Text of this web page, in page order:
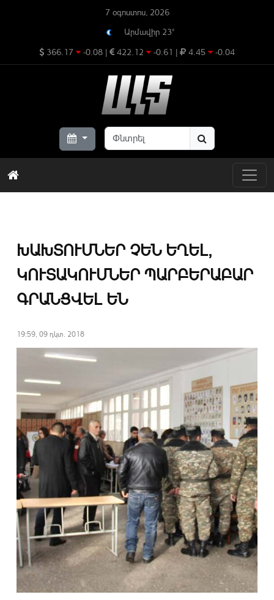
7 օգոստոս, 2026
Արմավիր 23°
366.17 -0.08 | 422.12 -0.61 | 4.45 -0.04
ԽԱԽՏՈՒՄՆԵՐ ՉԵՆ ԵՂԵԼ,
ԿՈՒՏԱԿՈՒՄՆԵՐ ՊԱՐԲԵՐԱԲԱՐ
ԳՐԱՆՑՎԵԼ ԵՆ
19:59, 09 դկտ. 2018